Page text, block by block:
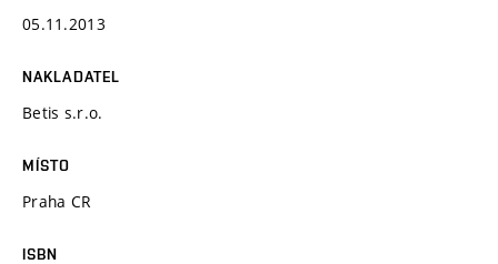
05.11.2013
NAKLADATEL
Betis s.r.o.
MÍSTO
Praha CR
ISBN